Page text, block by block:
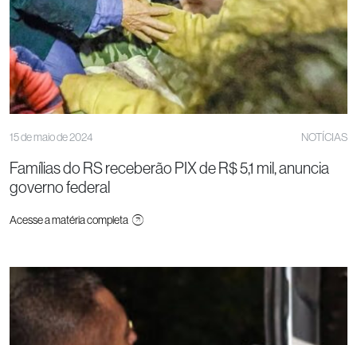
15 de maio de 2024 NOTÍCIAS
Famílias do RS receberão PIX de R$ 5,1 mil, anuncia
governo federal
Acesse a matéria completa